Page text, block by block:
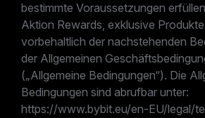
bestimmte Voraussetzungen
Aktion Rewards, exklusive
vorbehaltlich der nachstehenden
der Allgemeinen
(„Allgemeine Bedingungen“). Die
Bedingungen sind abrufbar unter:
https://www.bybit.eu/en-EU/legal/